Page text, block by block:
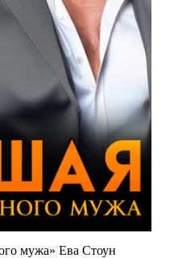
мужа» Ева Стоун